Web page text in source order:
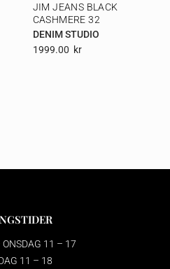
JIM JEANS BLACK
CASHMERE 32
DENIM STUDIO
1999.00 Kr
11 – 17
11 – 18